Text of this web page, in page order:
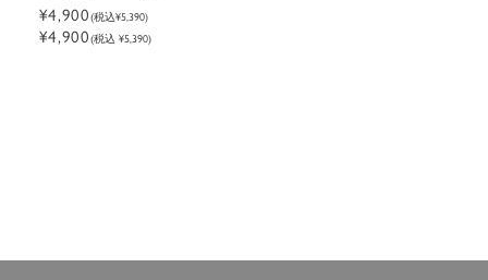
¥4,900(税込¥5,390)
¥4,900(税込 ¥5,390)